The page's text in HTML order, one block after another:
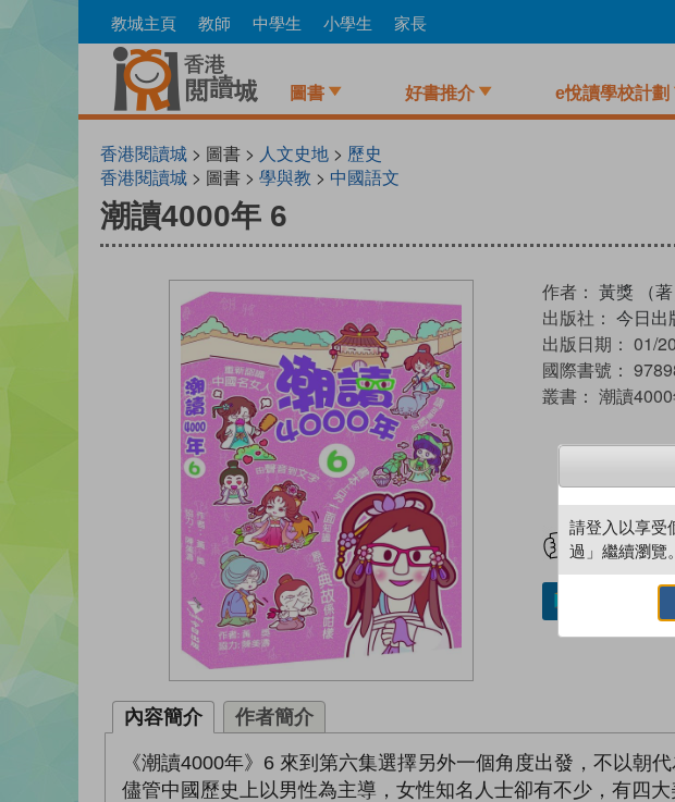
to
教城主頁 教師 中學生 小學生 家長
圖書 好書推介 e悅讀學校計劃
香港閱讀城 > 圖書 > 人文史地 > 歷史
香港閱讀城 > 圖書 > 學與教 > 中國語文
潮讀4000年 6
作者： 黃獎 （著
出版社： 今日出
出版日期： 01/
國際書號：
叢書： 潮讀
試
加入／閱
內容簡介 作者簡介
《潮讀4000年》6 來到第六集選擇另外一個角度出發，不以朝
儘管中國歷史上以男性為主導，女性知名人士卻有不少，有四
請登入以享受
過」繼續瀏覽。